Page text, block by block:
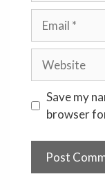
Email
Website
Save my
browser